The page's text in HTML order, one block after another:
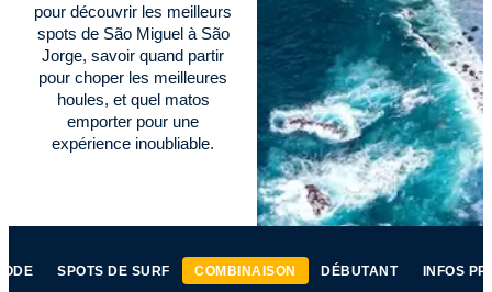
pour découvrir les meilleurs
spots de São Miguel à São
Jorge, savoir quand partir
pour choper les meilleures
houles, et quel matos
emporter pour une
expérience inoubliable.
SPOTS DE SURF COMBINAISON DÉBUTANT INFOS